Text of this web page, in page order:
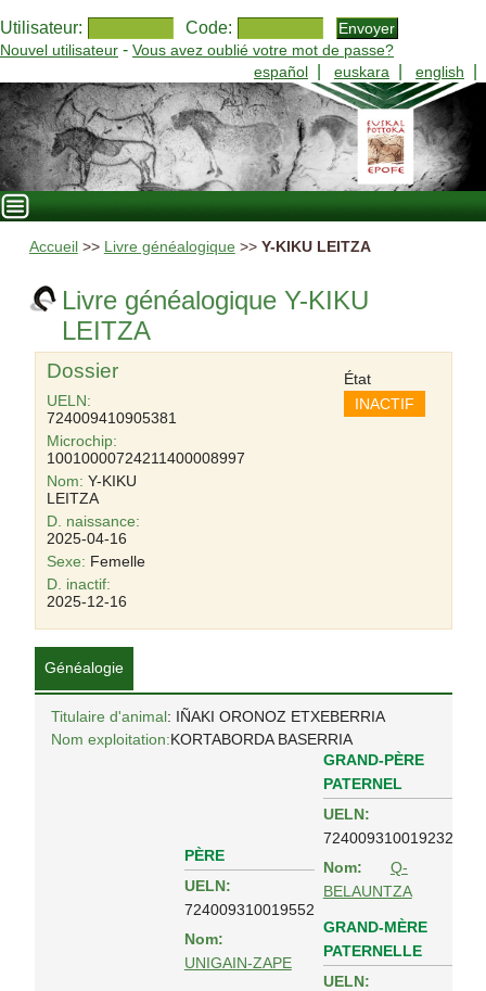
Utilisateur: Code:
Nouvel utilisateur - Vous avez oublié votre mot de passe?
español
euskara english
Accueil >> Livre généalogique >> Y-KIKU LEITZA
Livre généalogique Y-KIKU
LEITZA
Dossier
UELN:
724009410905381
Microchip:
10010000724211400008997
Nom: Y-KIKU
LEITZA
D. naissance:
2025-04-16
Sexe: Femelle
État
INACTIF
D. inactif:
2025-12-16
Généalogie
Titulaire d'animal: IÑAKI ORONOZ ETXEBERRIA
Nom exploitation:KORTABORDA BASERRIA
PÈRE
UELN:
724009310019552
Nom:
UNIGAIN-ZAPE
GRAND-PÈRE
PATERNEL
UELN:
724009310019232
Nom:
Q-
BELAUNTZA
GRAND-MÈRE
PATERNELLE
UELN: